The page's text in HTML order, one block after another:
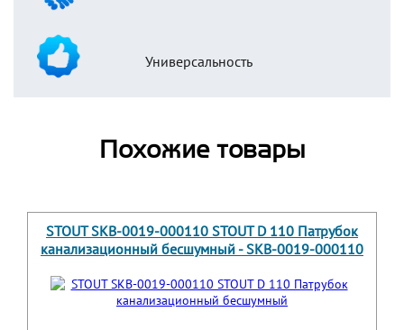
Универсальность
Похожие товары
STOUT SKB-0019-000110 STOUT D 110 Патрубок
канализационный бесшумный - SKB-0019-000110